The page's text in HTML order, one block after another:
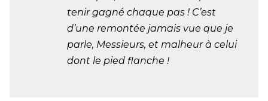
tenir gagné chaque pas ! C’est
d’une remontée jamais vue que je
parle, Messieurs, et malheur à celui
dont le pied flanche !